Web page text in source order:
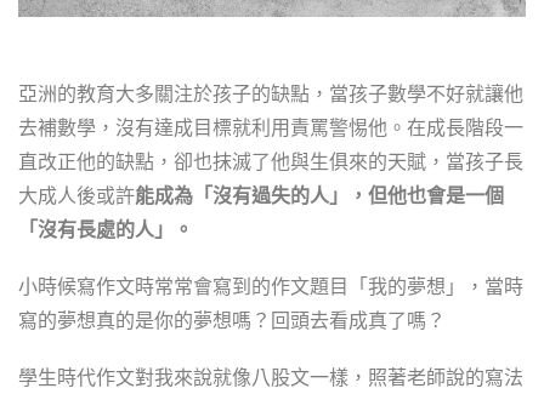
亞洲的教育大多關注於孩子的缺點，當孩子數學不好就讓他
去補數學，沒有達成目標就利用責罵警惕他。在成長階段一
直改正他的缺點，卻也抹滅了他與生俱來的天賦，當孩子長
大成人後或許能成為「沒有過失的人」，但他也會是一個
「沒有長處的人」。
小時候寫作文時常常會寫到的作文題目「我的夢想」，當時
寫的夢想真的是你的夢想嗎？回頭去看成真了嗎？
學生時代作文對我來說就像八股文一樣，照著老師說的寫法